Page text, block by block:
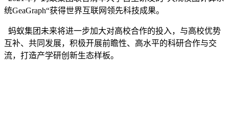
统GeaGraph“获得世界互联网领先科技成果。
蚂蚁集团未来将进一步加大对高校合作的投入，与高校优势
互补、共同发展，积极开展前瞻性、高水平的科研合作与交
流，打造产学研创新生态样板。